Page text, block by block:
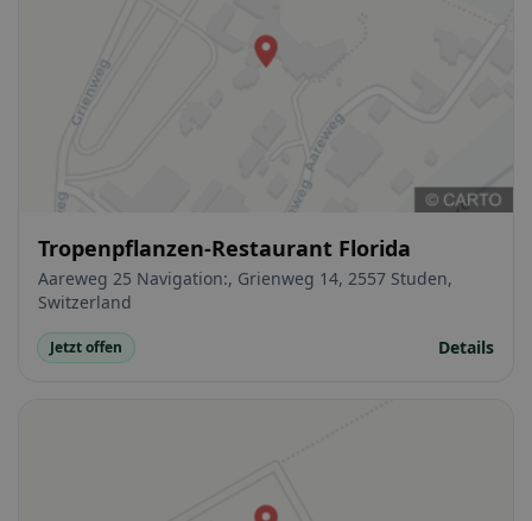
Tropenpflanzen-Restaurant Florida
Aareweg 25 Navigation:, Grienweg 14, 2557 Studen,
Switzerland
Jetzt offen Details